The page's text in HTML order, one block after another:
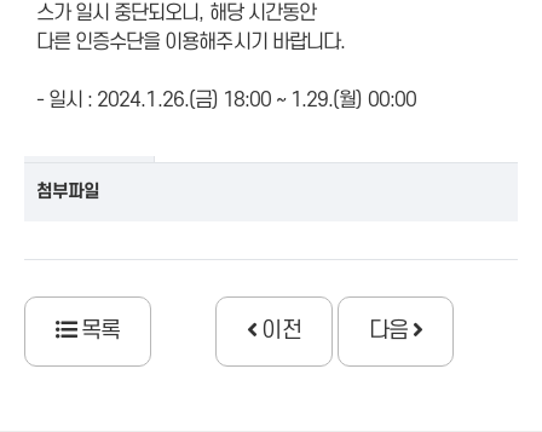
스가 일시 중단되오니, 해당 시간동안
다른 인증수단을 이용해주시기 바랍니다.
- 일시 : 2024.1.26.(금) 18:00 ~ 1.29.(월) 00:00
첨부파일
목록 이전 다음